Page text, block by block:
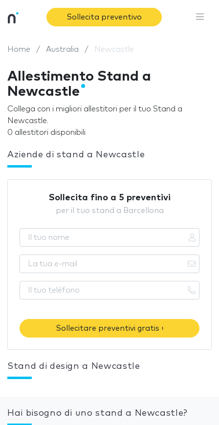
Sollecita preventivo
Home Australia Newcastle
Allestimento Stand a
Newcastle
Collega con i migliori allestitori per il tuo Stand a
Newcastle.
0 allestitori disponibili
Aziende di stand a Newcastle
Sollecita fino a 5 preventivi
per il tuo stand a Barcellona
Sollecitare preventivi gratis ›
Stand di design a Newcastle
Hai bisogno di uno stand a Newcastle?